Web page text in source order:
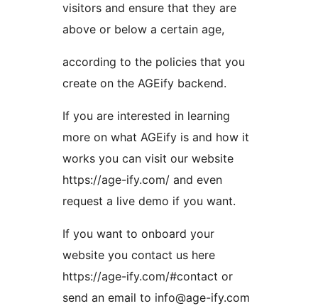
visitors and ensure that they are
above or below a certain age,
according to the policies that you
create on the AGEify backend.
If you are interested in learning
more on what AGEify is and how it
works you can visit our website
https://age-ify.com/ and even
request a live demo if you want.
If you want to onboard your
website you contact us here
https://age-ify.com/#contact or
send an email to info@age-ify.com